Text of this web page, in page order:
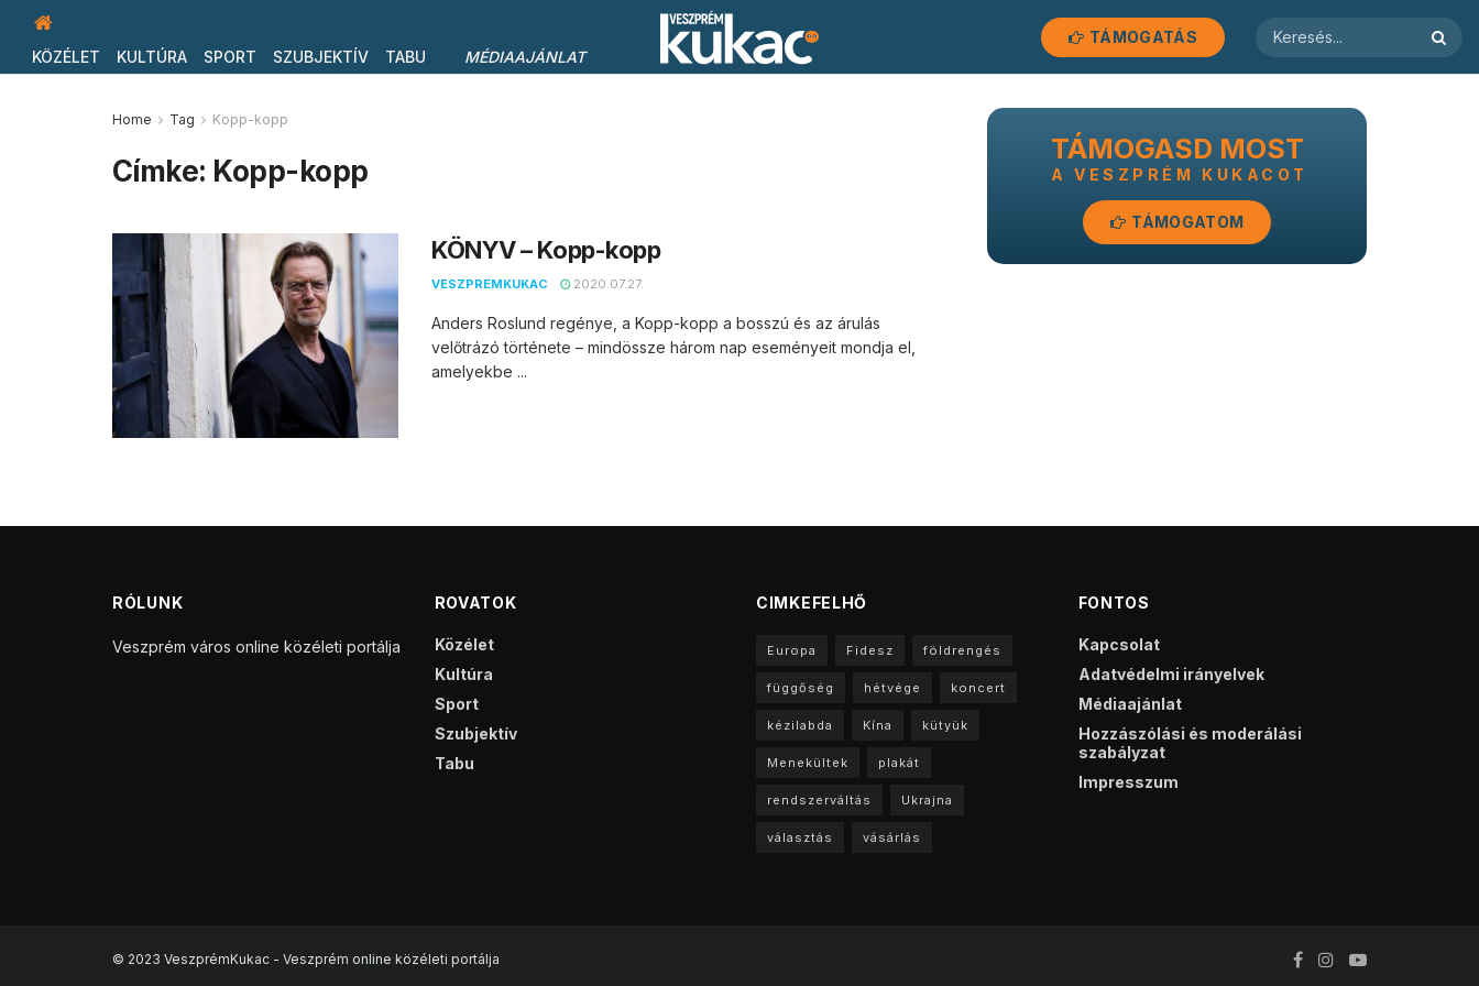
KÖZÉLET KULTÚRA SPORT SZUBJEKTÍV TABU MÉDIAAJÁNLAT
TÁMOGATÁS
Home Tag Kopp-kopp
Címke: Kopp-kopp
KÖNYV – Kopp-kopp
VESZPREMKUKAC 2020.07.27.
Anders Roslund regénye, a Kopp-kopp a bosszú és az árulás
velőtrázó története – mindössze három nap eseményeit mondja el,
amelyekbe ...
TÁMOGASD MOST
A VESZPRÉM KUKACOT
TÁMOGATOM
RÓLUNK
Veszprém város online közéleti portálja
ROVATOK
Közélet
Kultúra
Sport
Szubjektív
Tabu
CIMKEFELHŐ
Europa Fidesz földrengés
függőség hétvége koncert
kézilabda Kína kütyük
Menekültek plakát
rendszerváltás Ukrajna
választás vásárlás
FONTOS
Kapcsolat
Adatvédelmi irányelvek
Médiaajánlat
Hozzászólási és moderálási
szabályzat
Impresszum
© 2023 VeszprémKukac - Veszprém online közéleti portálja